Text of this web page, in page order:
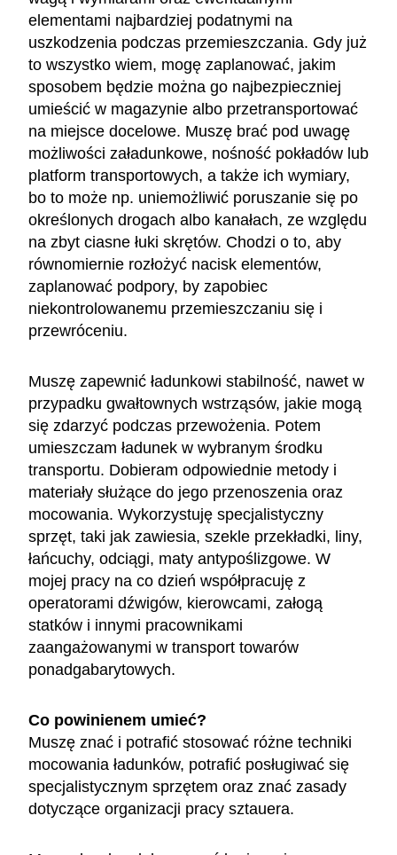
elementami najbardziej podatnymi na
uszkodzenia podczas przemieszczania. Gdy już
to wszystko wiem, mogę zaplanować, jakim
sposobem będzie można go najbezpieczniej
umieścić w magazynie albo przetransportować
na miejsce docelowe. Muszę brać pod uwagę
możliwości załadunkowe, nośność pokładów lub
platform transportowych, a także ich wymiary,
bo to może np. uniemożliwić poruszanie się po
określonych drogach albo kanałach, ze względu
na zbyt ciasne łuki skrętów. Chodzi o to, aby
równomiernie rozłożyć nacisk elementów,
zaplanować podpory, by zapobiec
niekontrolowanemu przemieszczaniu się i
przewróceniu.
Muszę zapewnić ładunkowi stabilność, nawet w
przypadku gwałtownych wstrząsów, jakie mogą
się zdarzyć podczas przewożenia. Potem
umieszczam ładunek w wybranym środku
transportu. Dobieram odpowiednie metody i
materiały służące do jego przenoszenia oraz
mocowania. Wykorzystuję specjalistyczny
sprzęt, taki jak zawiesia, szekle przekładki, liny,
łańcuchy, odciągi, maty antypoślizgowe. W
mojej pracy na co dzień współpracuję z
operatorami dźwigów, kierowcami, załogą
statków i innymi pracownikami
zaangażowanymi w transport towarów
ponadgabarytowych.
Co powinienem umieć?
Muszę znać i potrafić stosować różne techniki
mocowania ładunków, potrafić posługiwać się
specjalistycznym sprzętem oraz znać zasady
dotyczące organizacji pracy sztauera.